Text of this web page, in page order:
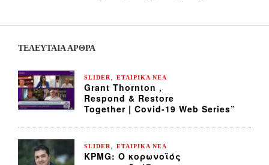
ΤΕΛΕΥΤΑΙΑ ΆΡΘΡΑ
SLIDER ΕΤΑΙΡΙΚΑ ΝΕΑ
Grant Thornton ,
Respond & Restore
Together | Covid-19 Web Series”
SLIDER ΕΤΑΙΡΙΚΑ ΝΕΑ
KPMG: Ο κορωνοϊός